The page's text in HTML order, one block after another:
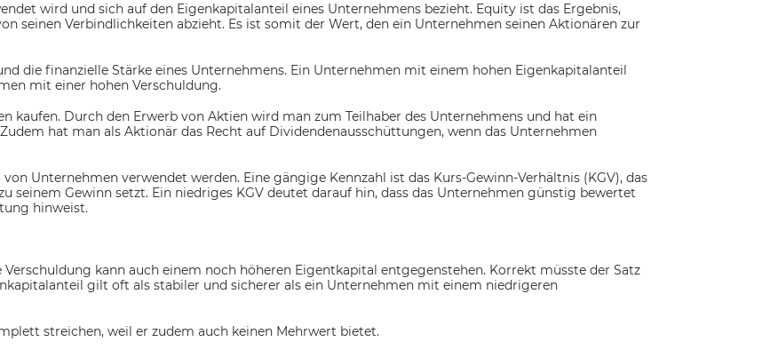
wird und sich auf den Eigenkapitalanteil eines Unternehmens bezieht. Equity ist das Ergebnis,
seinen Verbindlichkeiten abzieht. Es ist somit der Wert, den ein Unternehmen seinen Aktionären zur
die finanzielle Stärke eines Unternehmens. Ein Unternehmen mit einem hohen Eigenkapitalanteil
mit einer hohen Verschuldung.
kaufen. Durch den Erwerb von Aktien wird man zum Teilhaber des Unternehmens und hat ein
hat man als Aktionär das Recht auf Dividendenausschüttungen, wenn das Unternehmen
Unternehmen verwendet werden. Eine gängige Kennzahl ist das Kurs-Gewinn-Verhältnis (KGV), das
seinem Gewinn setzt. Ein niedriges KGV deutet darauf hin, dass das Unternehmen günstig bewertet
hinweist.
Verschuldung kann auch einem noch höheren Eigentkapital entgegenstehen. Korrekt müsste der Satz
gilt oft als stabiler und sicherer als ein Unternehmen mit einem niedrigeren
streichen, weil er zudem auch keinen Mehrwert bietet.